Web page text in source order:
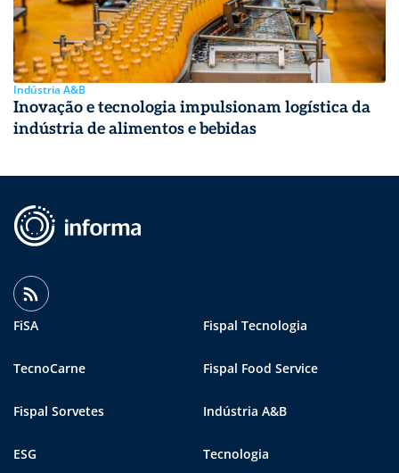
Indústria A&B
Inovação e tecnologia impulsionam logística da
indústria de alimentos e bebidas
FiSA Fispal Tecnologia
TecnoCarne Fispal Food Service
Fispal Sorvetes Indústria A&B
ESG Tecnologia